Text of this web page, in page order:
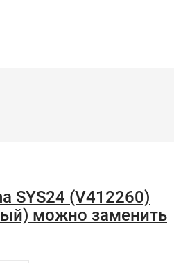
SYS24 (V412260)
можно заменить